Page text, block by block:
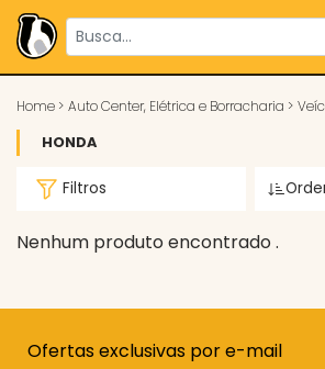
Home > Auto Center, Elétrica e Borracharia >
HONDA
Filtros
Nenhum produto encontrado .
Ofertas exclusivas por e-mail